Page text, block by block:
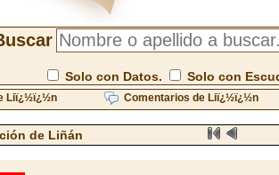
Solo con Datos. Solo con
Liï¿½ï¿½n Comentarios de Liï¿½ï¿½n
de Liñán